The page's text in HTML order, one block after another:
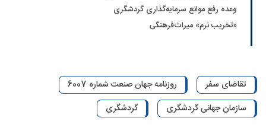
وعده رفع موانع سرمایه‌گذاری گردشگری
«تخریب نرم» میراث‌فرهنگی
تقاضای سفر
روزنامه جهان صنعت شماره 6007
سازمان جهانی گردشگری
گردشگری